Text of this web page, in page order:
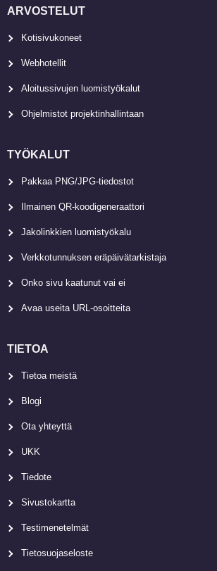
ARVOSTELUT
Kotisivukoneet
Webhotellit
Aloitussivujen luomistyökalut
Ohjelmistot projektinhallintaan
TYÖKALUT
Pakkaa PNG/JPG-tiedostot
Ilmainen QR-koodigeneraattori
Jakolinkkien luomistyökalu
Verkkotunnuksen eräpäivätarkistaja
Onko sivu kaatunut vai ei
Avaa useita URL-osoitteita
TIETOA
Tietoa meistä
Blogi
Ota yhteyttä
UKK
Tiedote
Sivustokartta
Testimenetelmät
Tietosuojaseloste